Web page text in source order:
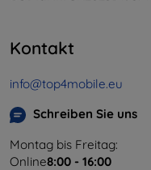
Kontakt
info@top4mobile.eu
Schreiben Sie uns
Montag bis Freitag:
Online8:00 - 16:00